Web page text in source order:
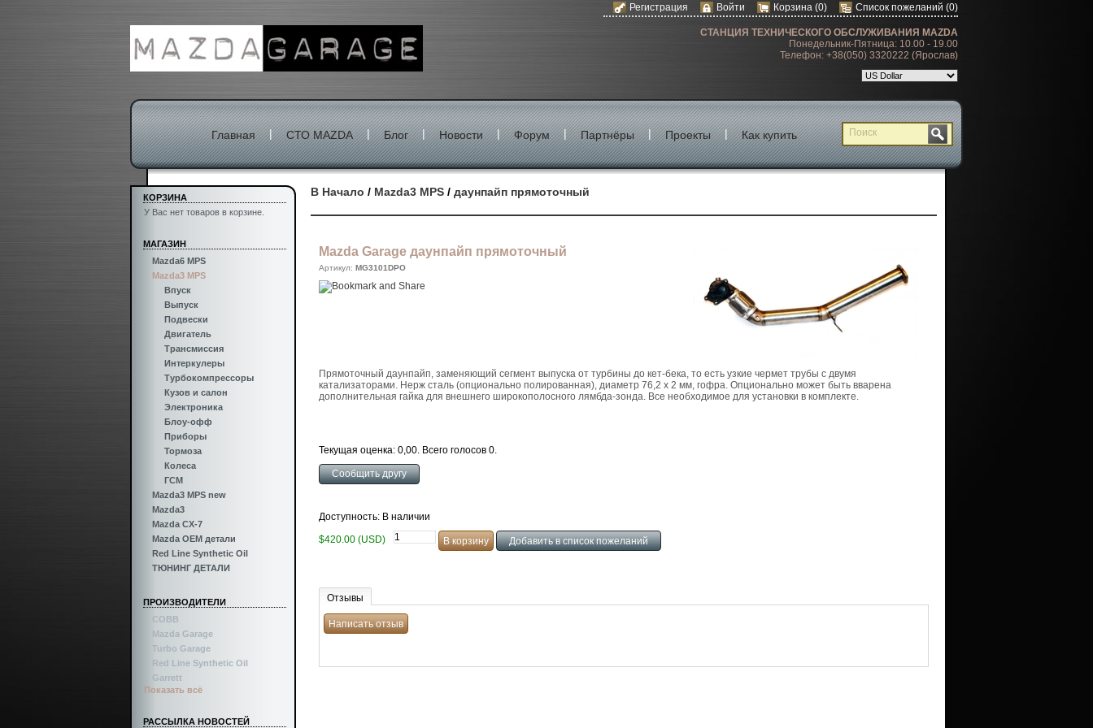
Регистрация Войти Корзина (0) Список пожеланий (0)
СТАНЦИЯ ТЕХНИЧЕСКОГО ОБСЛУЖИВАНИЯ MAZDA
Понедельник-Пятница: 10.00 - 19.00
Телефон: +38(050) 3320222 (Ярослав)
Главная | СТО MAZDA | Блог | Новости | Форум | Партнёры | Проекты | Как купить
КОРЗИНА
У Вас нет товаров в корзине.
МАГАЗИН
Mazda6 MPS
Mazda3 MPS
Впуск
Выпуск
Подвески
Двигатель
Трансмиссия
Интеркулеры
Турбокомпрессоры
Кузов и салон
Электроника
Блоу-офф
Приборы
Тормоза
Колеса
ГСМ
Mazda3 MPS new
Mazda3
Mazda CX-7
Mazda OEM детали
Red Line Synthetic Oil
ТЮНИНГ ДЕТАЛИ
ПРОИЗВОДИТЕЛИ
COBB
Mazda Garage
Turbo Garage
Red Line Synthetic Oil
Garrett
Показать всё
РАССЫЛКА НОВОСТЕЙ
В Начало / Mazda3 MPS / даунпайп прямоточный
Mazda Garage даунпайп прямоточный
Артикул: MG3101DPO
Прямоточный даунпайп, заменяющий сегмент выпуска от турбины до кет-бека, то есть узкие чермет трубы с двумя
катализаторами. Нерж сталь (опционально полированная), диаметр 76,2 х 2 мм, гофра. Опционально может быть вварена
дополнительная гайка для внешнего широкополосного лямбда-зонда. Все необходимое для установки в комплекте.
Текущая оценка: 0,00. Всего голосов 0.
Доступность: В наличии
$420.00 (USD)
Отзывы